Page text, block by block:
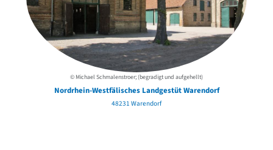
© Michael Schmalenstroer; (begradigt und aufgehellt)
Nordrhein-Westfälisches Landgestüt Warendorf
48231 Warendorf